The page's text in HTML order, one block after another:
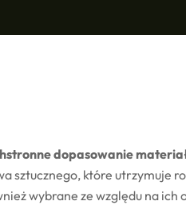
dopasowanie
sztucznego, które utrzymuje
wybrane ze względu na ich